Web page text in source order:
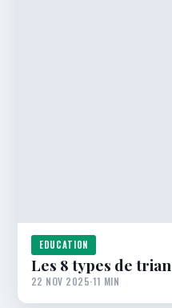
EDUCATION
Les 8 types de
22 NOV 2025·11 MIN